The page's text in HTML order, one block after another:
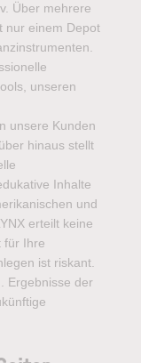
Über mehrere
nur einem Depot
unseren
unsere Kunden
hinaus stellt
Inhalte
und
erteilt keine
für Ihre
ist riskant.
Ergebnisse der